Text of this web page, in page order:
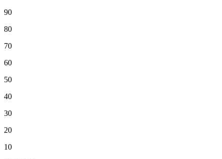
90
80
70
60
50
40
30
20
10